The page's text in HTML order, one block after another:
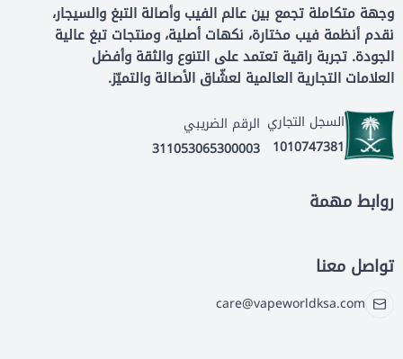
وجهة متكاملة تجمع بين عالم الفيب وأصالة التبغ والسيجار،
نقدم أنظمة فيب مختارة، نكهات أصلية، ومنتجات تبغ عالية
الجودة. تجربة راقية تعتمد على التنوع والثقة وأفضل
العلامات التجارية العالمية لعشّاق الأصالة والتميّز.
السجل التجاري
1010747381
الرقم الضريبي
311053065300003
روابط مهمة
تواصل معنا
care@vapeworldksa.com